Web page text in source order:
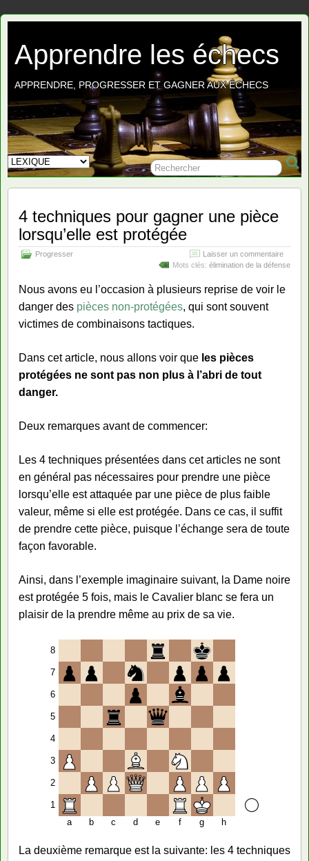
Apprendre les échecs
APPRENDRE, PROGRESSER ET GAGNER AUX ÉCHECS
4 techniques pour gagner une pièce
lorsqu’elle est protégée
Progresser
Laisser un commentaire
Mots clés: élimination de la défense
Nous avons eu l’occasion à plusieurs reprise de voir le
danger des pièces non-protégées, qui sont souvent
victimes de combinaisons tactiques.
Dans cet article, nous allons voir que les pièces
protégées ne sont pas non plus à l’abri de tout
danger.
Deux remarques avant de commencer:
Les 4 techniques présentées dans cet articles ne sont
en général pas nécessaires pour prendre une pièce
lorsqu’elle est attaquée par une pièce de plus faible
valeur, même si elle est protégée. Dans ce cas, il suffit
de prendre cette pièce, puisque l’échange sera de toute
façon favorable.
Ainsi, dans l’exemple imaginaire suivant, la Dame noire
est protégée 5 fois, mais le Cavalier blanc se fera un
plaisir de la prendre même au prix de sa vie.
8
7
6
5
4
3
2
1
a
b c d e f g h
La deuxième remarque est la suivante: les 4 techniques